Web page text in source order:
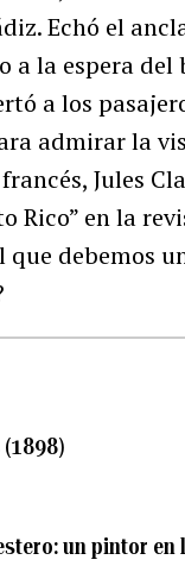
Echó el
a la espera
a los
admirar la
Jules
en la
debemos
un pintor